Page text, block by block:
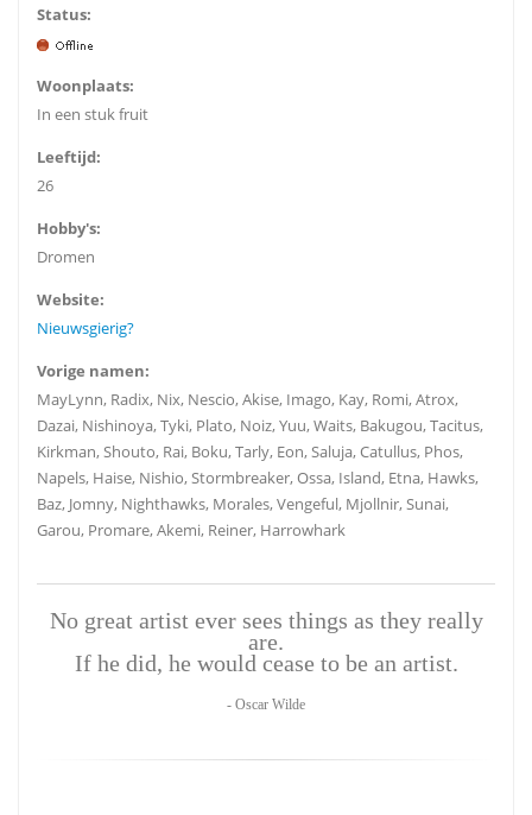
Status:
Woonplaats:
In een stuk fruit
Leeftijd:
26
Hobby's:
Dromen
Website:
Nieuwsgierig?
Vorige namen:
MayLynn, Radix, Nix, Nescio, Akise, Imago, Kay, Romi, Atrox,
Dazai, Nishinoya, Tyki, Plato, Noiz, Yuu, Waits, Bakugou, Tacitus,
Kirkman, Shouto, Rai, Boku, Tarly, Eon, Saluja, Catullus, Phos,
Napels, Haise, Nishio, Stormbreaker, Ossa, Island, Etna, Hawks,
Baz, Jomny, Nighthawks, Morales, Vengeful, Mjollnir, Sunai,
Garou, Promare, Akemi, Reiner, Harrowhark
No great artist ever sees things as they really
are.
If he did, he would cease to be an artist.
- Oscar Wilde